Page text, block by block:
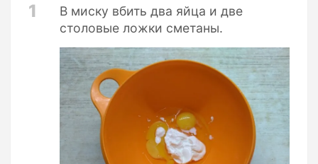
1
В миску вбить два яйца и две
столовые ложки сметаны.